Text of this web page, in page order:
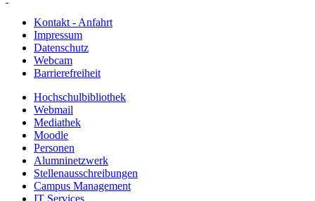
Kontakt - Anfahrt
Impressum
Datenschutz
Webcam
Barrierefreiheit
Hochschulbibliothek
Webmail
Mediathek
Moodle
Personen
Alumninetzwerk
Stellenausschreibungen
Campus Management
IT Services